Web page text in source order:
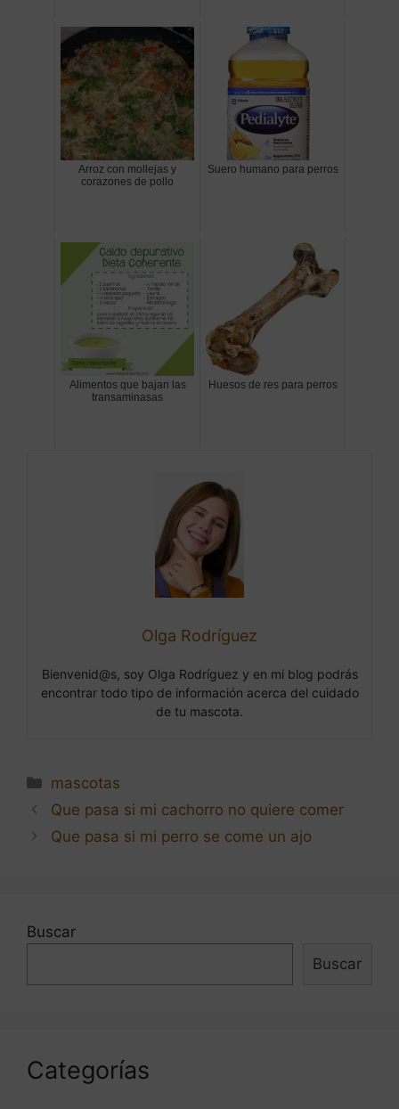
Arroz con mollejas y
corazones de pollo
Suero humano para perros
Alimentos que bajan las
transaminasas
Huesos de res para perros
Olga Rodríguez
Bienvenid@s, soy Olga Rodríguez y en mi blog podrás
encontrar todo tipo de información acerca del cuidado
de tu mascota.
Categorías
mascotas
Navegación
de
entradas
Que pasa si mi cachorro no quiere comer
Que pasa si mi perro se come un ajo
Buscar
Buscar
Categorías